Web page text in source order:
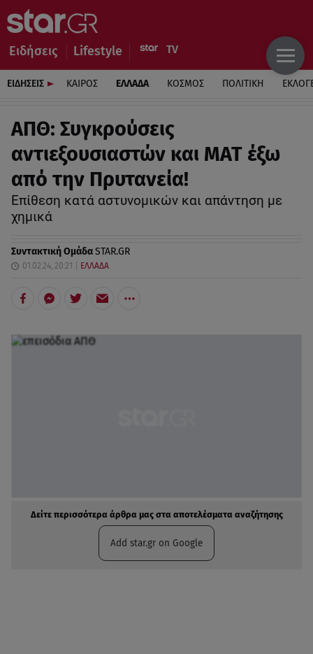
Ειδήσεις Lifestyle
ΕΙΔΗΣΕΙΣ ΚΑΙΡΟΣ ΕΛΛΑΔΑ ΚΟΣΜΟΣ ΠΟΛΙΤΙΚΗ
ΑΠΘ: Συγκρούσεις
αντιεξουσιαστών και ΜΑΤ έξω
από την Πρυτανεία!
Επίθεση κατά αστυνομικών και απάντηση με
χημικά
Συντακτική ΟμάδαSTAR.GR
01.02.24, 20:21 ΕΛΛΑΔΑ
Δείτε περισσότερα άρθρα μας στα αποτελέσματα αναζήτησης
Add star.gr on Google